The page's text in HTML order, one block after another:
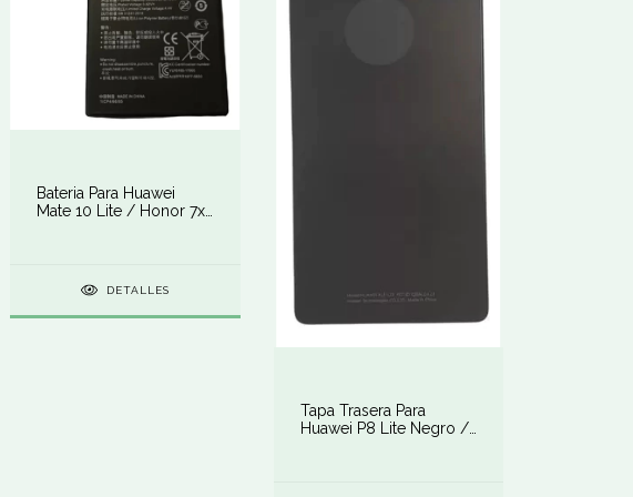
Bateria Para Huawei
Mate 10 Lite / Honor 7x
DETALLES
Tapa Trasera Para
Huawei P8 Lite Negro /